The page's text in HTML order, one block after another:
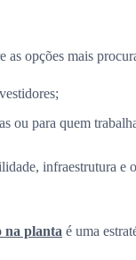
opções mais
ou para quem
infraestrutura e
na planta é uma